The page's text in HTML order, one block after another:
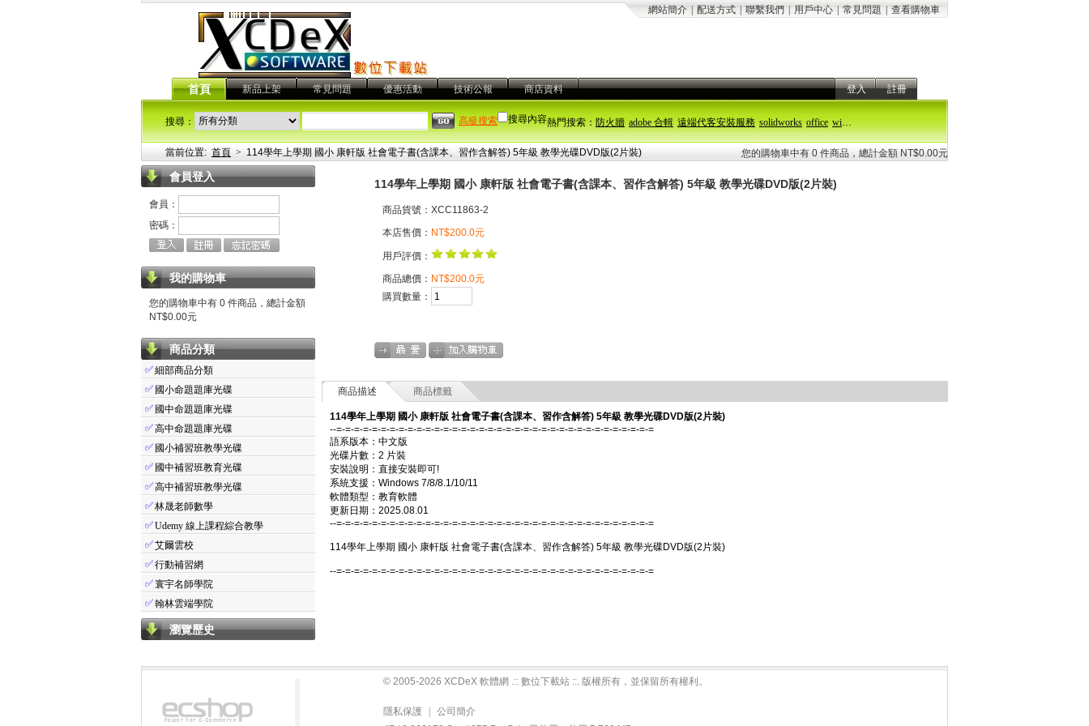
網站簡介 配送方式 聯繫我們 用戶中心 常見問題 查看購物車
首頁 新品上架 常見問題 優惠活動 技術公報 商店資料 登入 註冊
熱門搜索：防火牆 adobe 合輯 遠端代客安裝服務 solidworks office windows 11
搜尋： 搜尋內容
高級搜索
當前位置: 首頁 > 114學年上學期 國小 康軒版 社會電子書(含課本、習作含解答) 5年級 教學光碟DVD版(2片裝) 您的購物車中有 0 件商品，總計金額 NT$0.00元
會員登入
會員：
密碼：
我的購物車
您的購物車中有 0 件商品，總計金額
NT$0.00元
商品分類
✅細部商品分類
✅ 國小命題題庫光碟
✅ 國中命題題庫光碟
✅高中命題題庫光碟
✅ 國小補習班教學光碟
✅ 國中補習班教育光碟
✅高中補習班教學光碟
✅林晟老師數學
✅Udemy 線上課程綜合教學
✅艾爾雲校
✅行動補習網
✅寰宇名師學院
✅翰林雲端學院
瀏覽歷史
114學年上學期 國小 康軒版 社會電子書(含課本、習作含解答) 5年級 教學光碟DVD版(2片裝)
商品貨號：XCC11863-2
本店售價： NT$200.0元
用戶評價：
商品總價： NT$200.0元
購買數量：
商品描述 商品標籤
114學年上學期 國小 康軒版 社會電子書(含課本、習作含解答) 5年級 教學光碟DVD版(2片裝)
--=-=-=-=-=-=-=-=-=-=-=-=-=-=-=-=-=-=-=-=-=-=-=-=-=-=-=-=-=-=-=-=-=-=-=-=
語系版本：中文版
光碟片數：2 片裝
安裝說明：直接安裝即可!
系統支援：Windows 7/8/8.1/10/11
軟體類型：教育軟體
更新日期：2025.08.01
--=-=-=-=-=-=-=-=-=-=-=-=-=-=-=-=-=-=-=-=-=-=-=-=-=-=-=-=-=-=-=-=-=-=-=-=
114學年上學期 國小 康軒版 社會電子書(含課本、習作含解答) 5年級 教學光碟DVD版(2片裝)
--=-=-=-=-=-=-=-=-=-=-=-=-=-=-=-=-=-=-=-=-=-=-=-=-=-=-=-=-=-=-=-=-=-=-=-=
© 2005-2026 XCDeX 軟體網 .:: 數位下載站 ::. 版權所有，並保留所有權利。
隱私保護
公司簡介